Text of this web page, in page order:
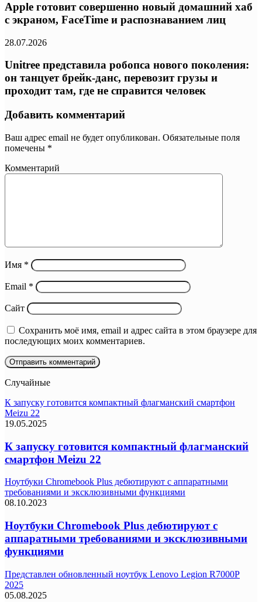
Apple готовит совершенно новый домашний хаб
с экраном, FaceTime и распознаванием лиц
28.07.2026
Unitree представила робопса нового поколения:
он танцует брейк-данс, перевозит грузы и
проходит там, где не справится человек
Добавить комментарий
Ваш адрес email не будет опубликован. Обязательные поля
помечены *
Комментарий
Имя *
Email *
Сайт
Сохранить моё имя, email и адрес сайта в этом браузере для
последующих моих комментариев.
Случайные
К запуску готовится компактный флагманский смартфон
Meizu 22
19.05.2025
К запуску готовится компактный флагманский
смартфон Meizu 22
Ноутбуки Chromebook Plus дебютируют с аппаратными
требованиями и эксклюзивными функциями
08.10.2023
Ноутбуки Chromebook Plus дебютируют с
аппаратными требованиями и эксклюзивными
функциями
Представлен обновленный ноутбук Lenovo Legion R7000P
2025
05.08.2025